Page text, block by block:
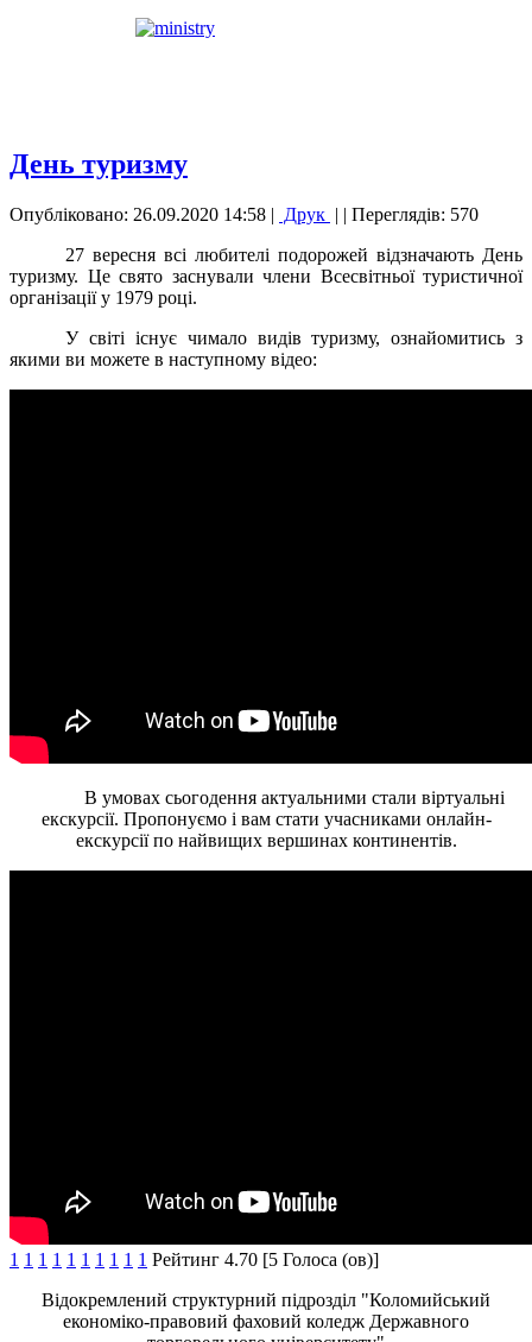
День туризму
Опубліковано: 26.09.2020 14:58 | Друк | | Переглядів: 570
27 вересня всі любителі подорожей відзначають День
туризму. Це свято заснували члени Всесвітньої туристичної
організації у 1979 році.
У світі існує чимало видів туризму, ознайомитись з
якими ви можете в наступному відео:
В умовах сьогодення актуальними стали віртуальні
екскурсії. Пропонуємо і вам стати учасниками онлайн-
екскурсії по найвищих вершинах континентів.
1 1 1 1 1 1 1 1 1 1 Рейтинг 4.70 [5 Голоса (ов)]
Відокремлений структурний підрозділ "Коломийський
економіко-правовий фаховий коледж Державного